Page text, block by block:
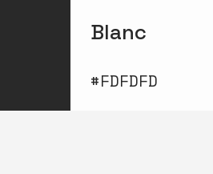
Blanc
#FDFDFD